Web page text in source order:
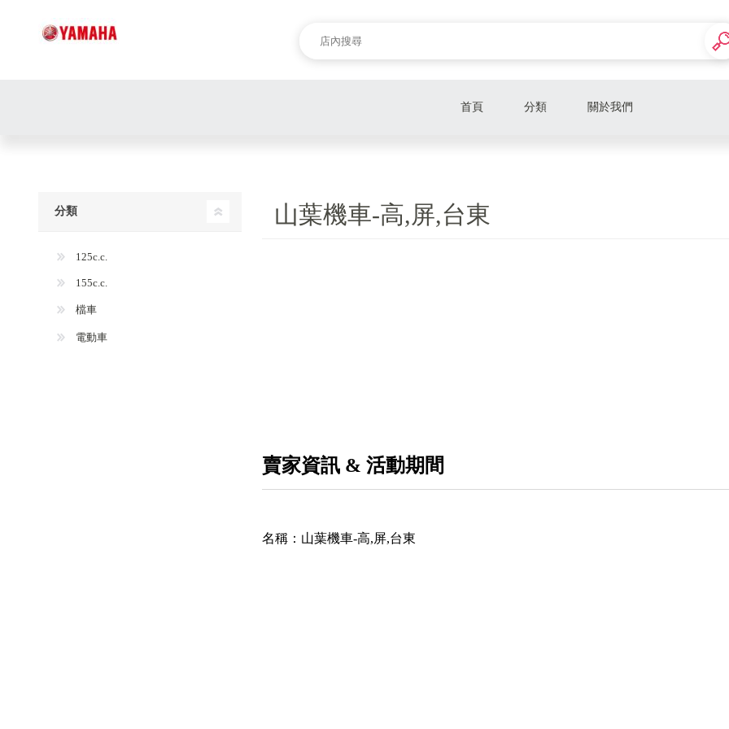
首頁 分類 關於我們
山葉機車-高,屏,台東
賣家資訊 & 活動期間
名稱： 山葉機車-高,屏,台東
分類
125c.c.
155c.c.
檔車
電動車